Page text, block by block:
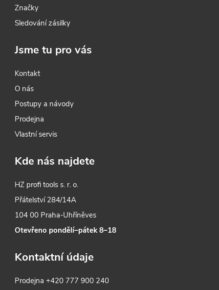
Značky
Sledování zásilky
Jsme tu pro vás
Kontakt
O nás
Postupy a návody
Prodejna
Vlastní servis
Kde nás najdete
HZ profi tools s. r. o.
Přátelství 284/14A
104 00 Praha-Uhříněves
Otevřeno pondělí–pátek 8–18
Kontaktní údaje
Prodejna+420 777 900 240